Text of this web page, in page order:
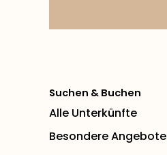
Suchen & Buchen
Alle Unterkünfte
Besondere Angebote